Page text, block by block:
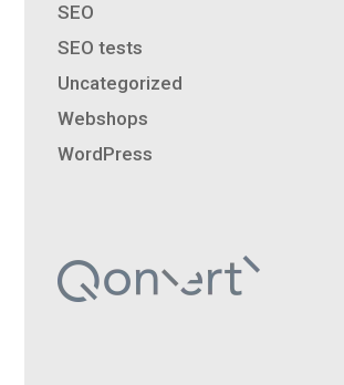
SEO
SEO tests
Uncategorized
Webshops
WordPress